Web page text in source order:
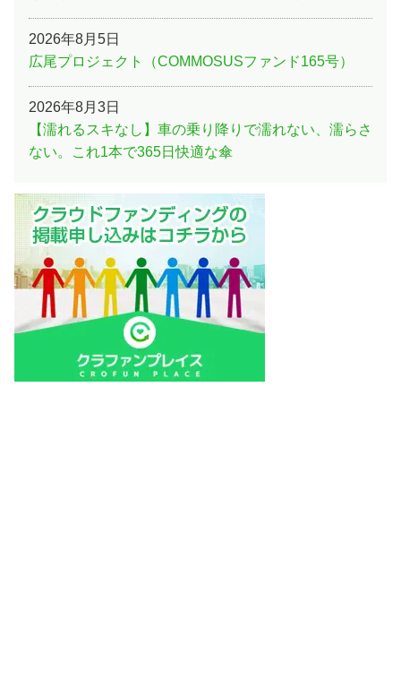
2026年8月5日
広尾プロジェクト（COMMOSUSファンド165号）
2026年8月3日
【濡れるスキなし】車の乗り降りで濡れない、濡らさ
ない。これ1本で365日快適な傘